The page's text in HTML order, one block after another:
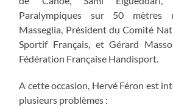
Paralympiques sur 50 mètres
Masseglia, Président du Comité
Sportif Français, et Gérard
Fédération Française Handisport.
A cette occasion, Hervé Féron est
plusieurs problèmes :